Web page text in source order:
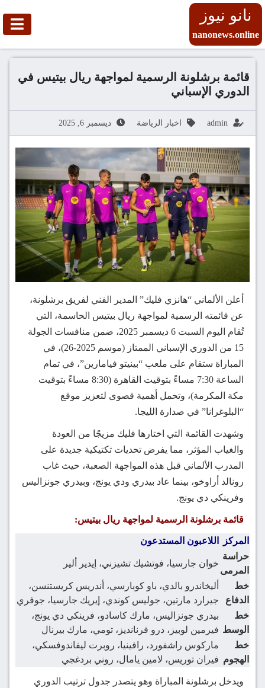
نانو نيوز
nanonews.online
قائمة برشلونة الرسمية لمواجهة ريال بيتيس في
الدوري الإسباني
admin اخبار الرياضة ديسمبر 6, 2025
أعلن الألماني “هانزي فليك” المدير الفني لفريق برشلونة،
عن قائمته الرسمية لمواجهة ريال بيتيس الحاسمة، التي
تُقام اليوم السبت 6 ديسمبر 2025، ضمن منافسات الجولة
15 من الدوري الإسباني الممتاز (موسم 2025-26)، في
المباراة ستقام على ملعب “بينيتو فيامارين”، في تمام
الساعة 7:30 مساءً بتوقيت القاهرة (8:30 مساءً بتوقيت
مكة المكرمة)، وتحمل أهمية قصوى لتعزيز موقع
“البلوغرانا” في صدارة الليجا.
وشهدت القائمة التي اختارها فليك مزيجًا من العودة
والغياب المؤثر، مما يفرض تحديات تكتيكية جديدة على
المدرب الألماني قبل هذه المواجهة الصعبة، حيث غاب
رونالد أراوخو، بينما عاد بيدري ودي يونج، وبيدري جونزاليس
وفرينكي دي يونج.
قائمة برشلونة الرسمية لمواجهة ريال بيتيس:
المركز
اللاعبون المستدعون
حراسة
المرمى
خوان جارسيا، فوتشيك تشيزني، إيدير ألير
خط
الدفاع
أليخاندرو بالدي، باو كوبارسي، أندريس كريستنسن،
جيرارد مارتين، جوليس كوندي، إيريك جارسيا، جوفري
خط
الوسط
بيدري جونزاليس، مارك كاسادو، فرينكي دي يونج،
فيرمين لوبيز، درو فرنانديز، تومي، مارك بيرنال
خط
الهجوم
ماركوس راشفورد، رافينيا، روبرت ليفاندوفسكي،
فيران توريس، لامين يامال، روني بردغجي
ويدخل برشلونة المباراة وهو يتصدر جدول ترتيب الدوري